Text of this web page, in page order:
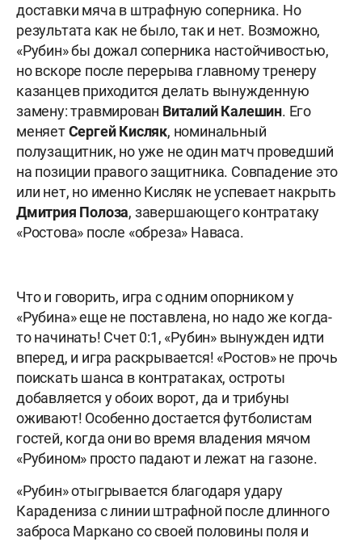
доставки мяча в штрафную соперника. Но
результата как не было, так и нет. Возможно,
«Рубин» бы дожал соперника настойчивостью,
но вскоре после перерыва главному тренеру
казанцев приходится делать вынужденную
замену: травмирован Виталий Калешин. Его
меняетСергей Кисляк, номинальный
полузащитник, но уже не один матч проведший
на позиции правого защитника. Совпадение это
или нет, но именно Кисляк не успевает накрыть
Дмитрия Полоза, завершающего контратаку
«Ростова» после «обреза» Наваса.
Что и говорить, игра с одним опорником у
«Рубина» еще не поставлена, но надо же когда-
то начинать! Счет 0:1, «Рубин» вынужден идти
вперед, и игра раскрывается! «Ростов» не прочь
поискать шанса в контратаках, остроты
добавляется у обоих ворот, да и трибуны
оживают! Особенно достается футболистам
гостей, когда они во время владения мячом
«Рубином» просто падают и лежат на газоне.
«Рубин» отыгрывается благодаря удару
Карадениза с линии штрафной после длинного
заброса Маркано со своей половины поля и